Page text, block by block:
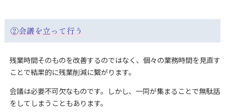
②会議を立って行う
残業時間そのものを改善するのではなく、個々の業務時間を見直す
ことで結果的に残業削減に繋がります。
会議は必要不可欠なものです。しかし、一同が集まることで無駄話
をしてしまうこともあります。